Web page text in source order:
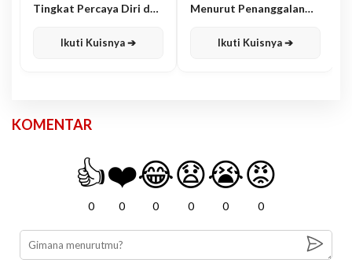
Tingkat Percaya Diri dan
Ikuti Kuisnya ➔
Menurut Penanggalan
Ikuti Kuisnya ➔
KOMENTAR
👍
0
❤️
0
😂
0
😧
0
😭
0
😡
0